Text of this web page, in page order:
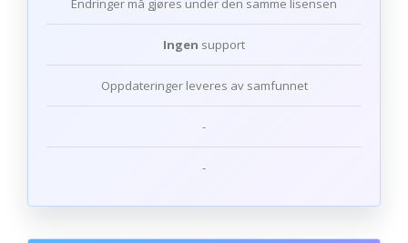
Endringer må gjøres under den samme lisensen
Ingen support
Oppdateringer leveres av samfunnet
-
-